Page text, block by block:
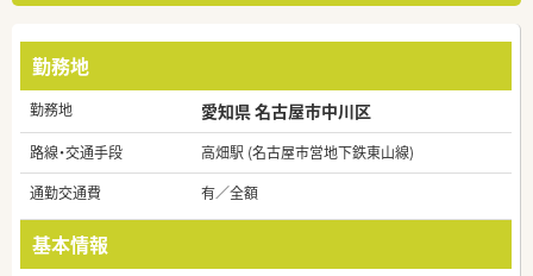
勤務地
勤務地 愛知県 名古屋市中川区
路線・交通手段
高畑駅 (名古屋市営地下鉄東山線)
通勤交通費
有／全額
基本情報